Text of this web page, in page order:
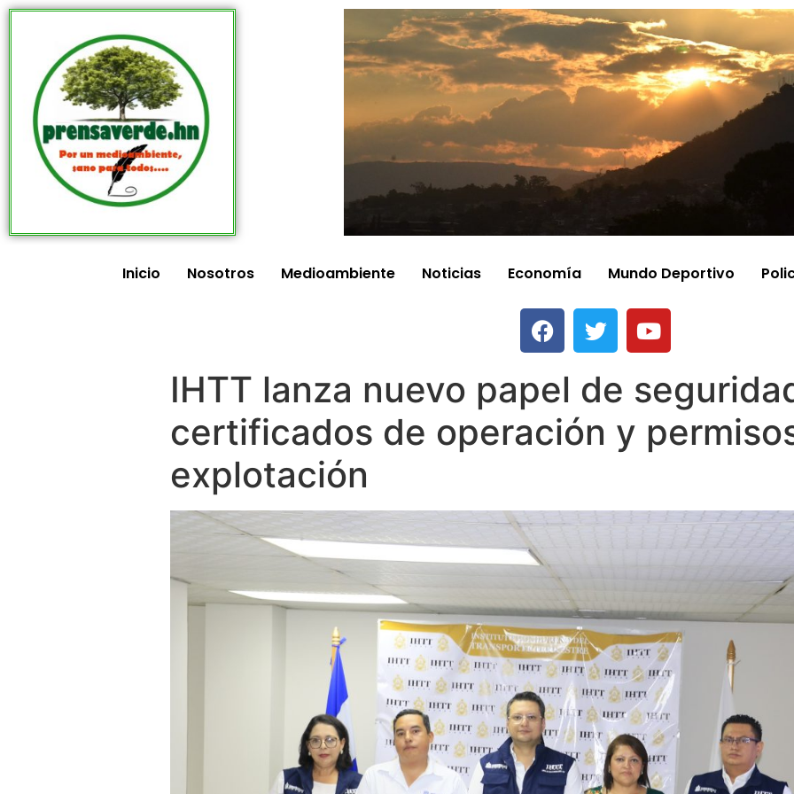
Inicio Nosotros Medioambiente Noticias Economía Mundo Deportivo
IHTT lanza nuevo papel de
certificados de operación y
explotación